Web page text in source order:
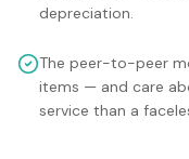
depreciation.
The peer-to-peer
items — and care
service than a